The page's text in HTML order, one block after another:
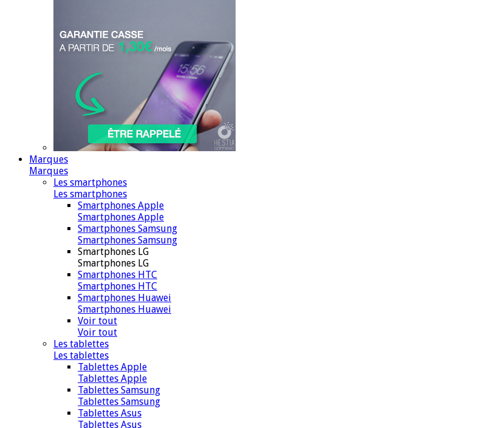
Marques
Marques
Les smartphones
Les smartphones
Smartphones Apple
Smartphones Apple
Smartphones Samsung
Smartphones Samsung
Smartphones LG
Smartphones LG
Smartphones HTC
Smartphones HTC
Smartphones Huawei
Smartphones Huawei
Voir tout
Voir tout
Les tablettes
Les tablettes
Tablettes Apple
Tablettes Apple
Tablettes Samsung
Tablettes Samsung
Tablettes Asus
Tablettes Asus